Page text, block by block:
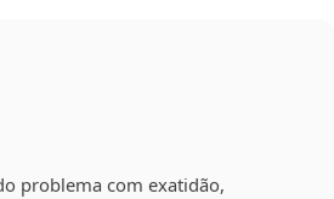
problema com exatidão,